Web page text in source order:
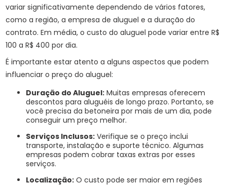
variar significativamente dependendo de vários fatores,
como a região, a empresa de aluguel e a duração do
contrato. Em média, o custo do aluguel pode variar entre R$
100 a R$ 400 por dia.
É importante estar atento a alguns aspectos que podem
influenciar o preço do aluguel:
Duração do Aluguel: Muitas empresas oferecem
descontos para aluguéis de longo prazo. Portanto, se
você precisa da betoneira por mais de um dia, pode
conseguir um preço melhor.
Serviços Inclusos: Verifique se o preço inclui
transporte, instalação e suporte técnico. Algumas
empresas podem cobrar taxas extras por esses
serviços.
Localização: O custo pode ser maior em regiões